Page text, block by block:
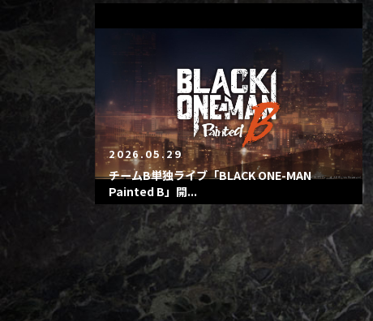
2026.05.29
チームB単独ライブ「BLACK ONE-MAN
Painted B」開...